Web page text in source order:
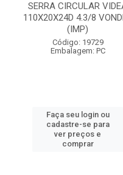
SERRA CIRCULAR
110X20X24D 4.3/8
(IMP)
Código: 19729
Embalagem: PC
Faça seu login ou
cadastre-se para
ver preços e
comprar